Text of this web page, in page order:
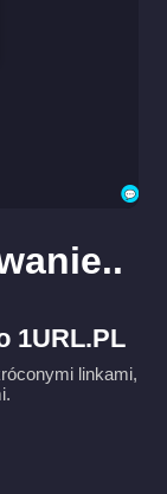
1URL.PL
linkami,